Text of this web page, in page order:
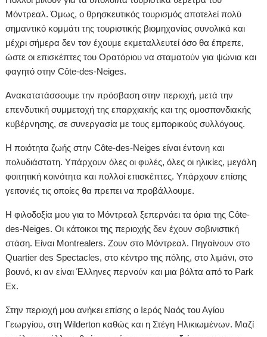
Μόντρεαλ. Όμως, ο θρησκευτικός τουρισμός αποτελεί πολύ
σημαντικό κομμάτι της τουριστικής βιομηχανίας συνολικά και
μέχρι σήμερα δεν τον έχουμε εκμεταλλευτεί όσο θα έπρεπε,
ώστε οι επισκέπτες του Ορατόριου να σταματούν για ψώνια και
φαγητό στην Côte-des-Neiges.
Ανακατατάσσουμε την πρόσβαση στην περιοχή, μετά την
επενδυτική συμμετοχή της επαρχιακής και της ομοσπονδιακής
κυβέρνησης, σε συνεργασία με τους εμπορικούς συλλόγους.
Η ποιότητα ζωής στην Côte-des-Neiges είναι έντονη και
πολυδιάστατη. Υπάρχουν όλες οι φυλές, όλες οι ηλικίες, μεγάλη
φοιτητική κοινότητα και πολλοί επισκέπτες. Υπάρχουν επίσης
γειτονιές τις οποίες θα πρεπει να προβάλλουμε.
Η φιλοδοξία μου για το Μόντρεαλ ξεπερνάει τα όρια της Côte-
des-Neiges. Οι κάτοικοι της περιοχής δεν έχουν σοβινιστική
στάση. Είναι Montrealers. Ζουν στο Μόντρεαλ. Πηγαίνουν στο
Quartier des Spectacles, στο κέντρο της πόλης, στο λιμάνι, στο
βουνό, κι αν είναι Έλληνες περνούν και μια βόλτα από το Park
Ex.
Στην περιοχή μου ανήκει επίσης ο Ιερός Ναός του Αγίου
Γεωργίου, στη Wilderton καθώς και η Στέγη Ηλικιωμένων. Μαζί